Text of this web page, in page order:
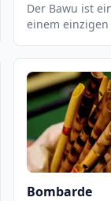
Der Bawu ist
einem einzigen
warme und weiche
sehr flexibles
Musikstilen
chinesischer Musik
sehr leicht zu
Palette an
Bombarde